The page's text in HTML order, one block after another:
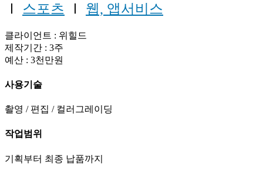
Ⅰ 스포츠 Ⅰ 웹, 앱서비스
클라이언트 : 위힐드
제작기간 : 3주
예산 : 3천만원
사용기술
촬영 / 편집 / 컬러그레이딩
작업범위
기획부터 최종 납품까지